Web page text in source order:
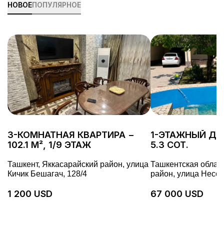
НОВОЕПОПУЛЯРНОЕ
3-КОМНАТНАЯ КВАРТИРА −
102.1 М², 1/9 ЭТАЖ
Ташкент, Яккасарайский район, улица
Кичик Бешагач, 128/4
1 200 USD
1-ЭТАЖНЫЙ
5.3 СОТ.
Ташкентская
район, улица Несс,
67 000 USD